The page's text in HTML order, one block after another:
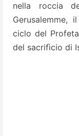
nella roccia
Gerusalemme,
ciclo del
del sacrifìcio di